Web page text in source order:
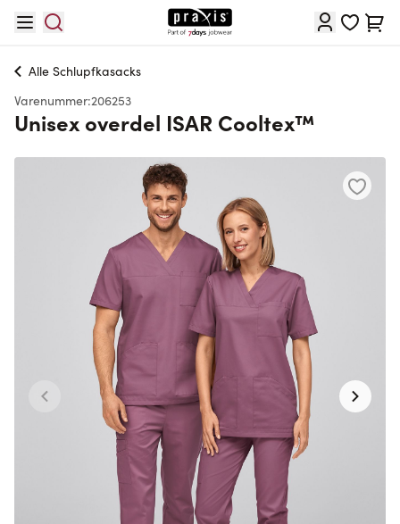
Cart
Alle Schlupfkasacks
Varenummer:206253
Unisex overdel ISAR Cooltex™